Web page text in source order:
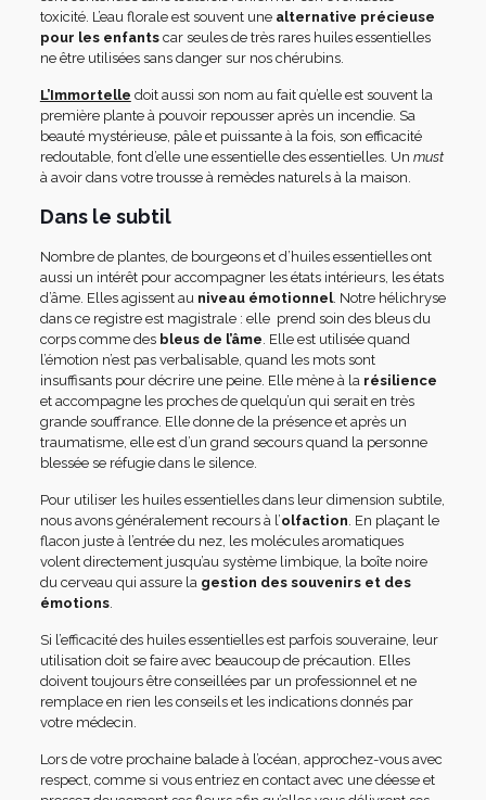
toxicité. L’eau florale est souvent une alternative précieuse
pour les enfantscar seules de très rares huiles essentielles
ne être utilisées sans danger sur nos chérubins.
L’Immortelle doit aussi son nom au fait qu’elle est souvent la
première plante à pouvoir repousser après un incendie. Sa
beauté mystérieuse, pâle et puissante à la fois, son efficacité
redoutable, font d’elle une essentielle des essentielles. Un must
à avoir dans votre trousse à remèdes naturels à la maison.
Dans le subtil
Nombre de plantes, de bourgeons et d’huiles essentielles ont
aussi un intérêt pour accompagner les états intérieurs, les états
d’âme. Elles agissent au niveau émotionnel. Notre hélichryse
dans ce registre est magistrale : elle prend soin des bleus du
corps comme des bleus de l’âme. Elle est utilisée quand
l’émotion n’est pas verbalisable, quand les mots sont
insuffisants pour décrire une peine. Elle mène à la résilience
et accompagne les proches de quelqu’un qui serait en très
grande souffrance. Elle donne de la présence et après un
traumatisme, elle est d’un grand secours quand la personne
blessée se réfugie dans le silence.
Pour utiliser les huiles essentielles dans leur dimension subtile,
nous avons généralement recours à l’olfaction. En plaçant le
flacon juste à l’entrée du nez, les molécules aromatiques
volent directement jusqu’au système limbique, la boîte noire
du cerveau qui assure la gestion des souvenirs et des
émotions.
Si l’efficacité des huiles essentielles est parfois souveraine, leur
utilisation doit se faire avec beaucoup de précaution. Elles
doivent toujours être conseillées par un professionnel et ne
remplace en rien les conseils et les indications donnés par
votre médecin.
Lors de votre prochaine balade à l’océan, approchez-vous avec
respect, comme si vous entriez en contact avec une déesse et